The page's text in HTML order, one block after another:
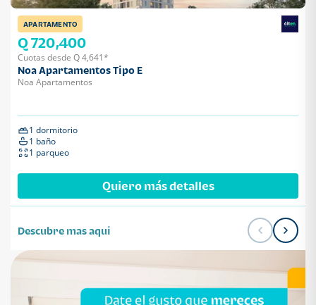
APARTAMENTO
Q 720,400
Cuotas desde Q 4,641*
Noa Apartamentos Tipo E
Noa Apartamentos
1 dormitorio
1 baño
1 parqueo
Quiero más detalles
Descubre mas aqui